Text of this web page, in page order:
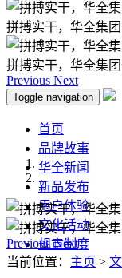
拼搏实干，华全集
拼搏实干，华全集
Previous Next
Toggle navigation
首页
品牌故事
华全新闻
新品发布
用户体验
文化活动
规章制度
Previous Next
当前位置： 主页 >